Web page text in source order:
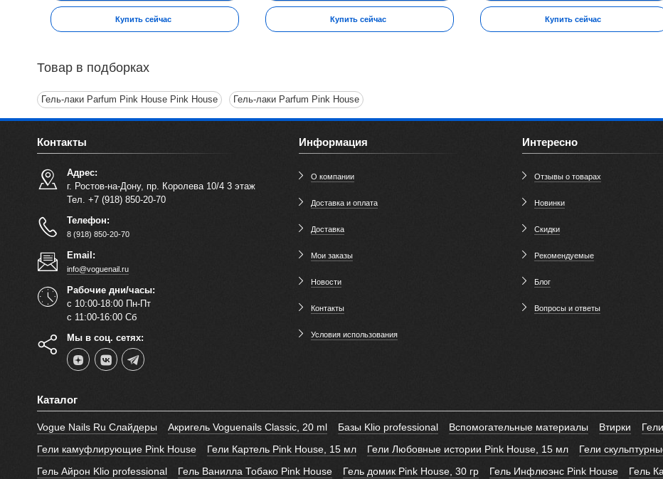
Купить сейчас Купить сейчас Купить сейчас
Товар в подборках
Гель-лаки Parfum Pink House Pink House Гель-лаки Parfum Pink House
Контакты
Адрес:
г. Ростов-на-Дону, пр. Королева 10/4 3 этаж
Тел. +7 (918) 850-20-70
Телефон:
8 (918) 850-20-70
Email:
info@voguenail.ru
Рабочие дни/часы:
с 10:00-18:00 Пн-Пт
с 11:00-16:00 Сб
Мы в соц. сетях:
Информация
О компании
Доставка и оплата
Доставка
Мои заказы
Новости
Контакты
Условия использования
Интересно
Отзывы о товарах
Новинки
Скидки
Рекомендуемые
Блог
Вопросы и ответы
Каталог
Vogue Nails Ru Слайдеры Акригель Voguenails Classic, 20 ml Базы Klio professional Вспомогательные материалы Втирки
Гели камуфлирующие Pink House
Гели Картель Pink House, 15 мл Гели Любовные истории Pink House, 15 мл Гели
Гель Айрон Klio professional
Гель Ванилла Тобако Pink House Гель домик Pink House, 30 гр Гель Инфлюэнс Pink House Гель